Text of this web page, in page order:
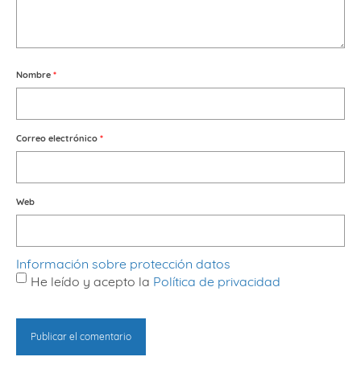
Nombre *
Correo electrónico *
Web
Información sobre protección datos
He leído y acepto la Política de privacidad